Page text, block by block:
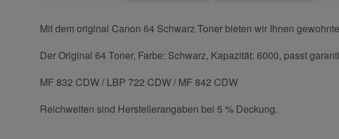
Mit dem original Canon 64 Schwarz Toner bieten wir Ihnen
Der Original 64 Toner, Farbe: Schwarz, Kapazität: 6000, passt
MF 832 CDW / LBP 722 CDW / MF 842 CDW
Reichweiten sind Herstellerangaben bei 5 % Deckung.